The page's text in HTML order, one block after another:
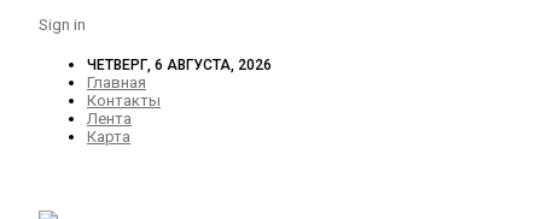
Sign in
ЧЕТВЕРГ, 6 АВГУСТА, 2026
Главная
Контакты
Лента
Карта